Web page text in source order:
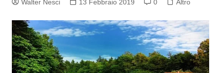
Walter Nesci 13 Febbraio 2019 0 Altro